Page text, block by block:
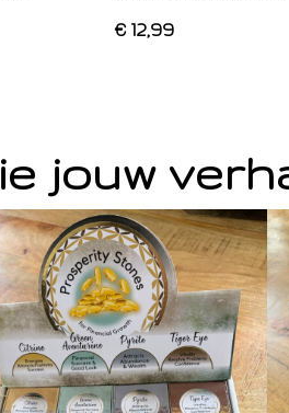
€ 12,99
jouw